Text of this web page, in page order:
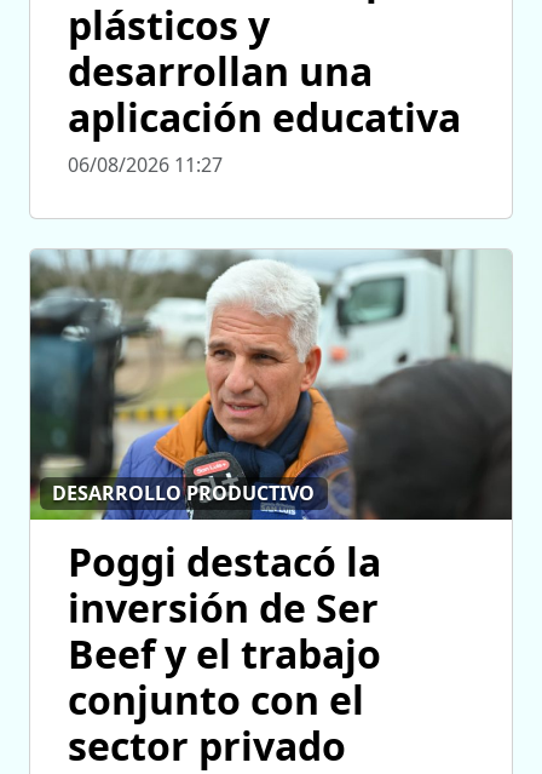
plásticos y
desarrollan una
aplicación educativa
06/08/2026 11:27
DESARROLLO PRODUCTIVO
Poggi destacó la
inversión de Ser
Beef y el trabajo
conjunto con el
sector privado